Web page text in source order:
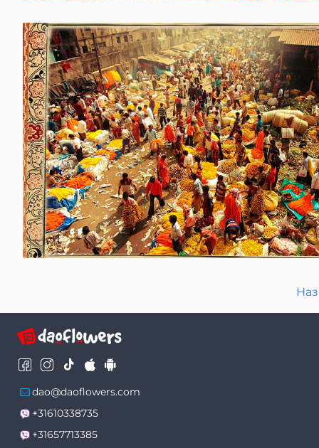
dao@daoflowers.com
+31610338735
+31657713385